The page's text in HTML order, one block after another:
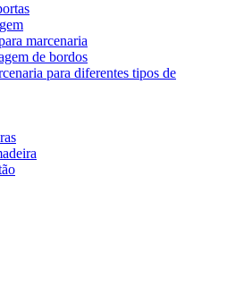
marcenaria
de bordos
para diferentes tipos de